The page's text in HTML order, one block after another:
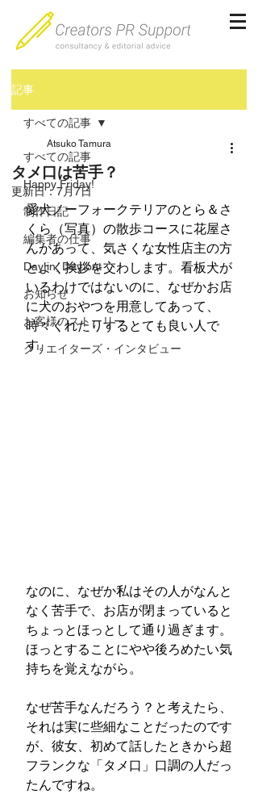
記事
すべての記事
Happy Friday!
制作日記
編集者の仕事
Day in, Day out
お知らせ
お客様のストーリー
クリエイターズ・インタビュー
すべての記事
タメ口は苦手？
Atsuko Tamura
更新日：7月7日
愛犬ノーフォークテリアのとら＆さ
くら（写真）の散歩コースに花屋さ
んがあって、気さくな女性店主の方
とよく挨拶を交わします。看板犬が
いるわけではないのに、なぜかお店
に犬のおやつを用意してあって、
時々くれたりするとても良い人で
す。
なのに、なぜか私はその人がなんと
なく苦手で、お店が閉まっていると
ちょっとほっとして通り過ぎます。
ほっとすることにやや後ろめたい気
持ちを覚えながら。
なぜ苦手なんだろう？と考えたら、
それは実に些細なことだったのです
が、彼女、初めて話したときから超
フランクな「タメ口」口調の人だっ
たんですね。